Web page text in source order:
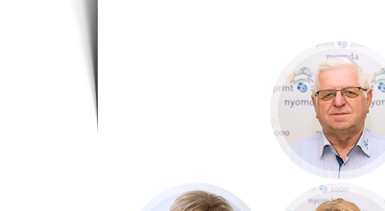
Kovács András
Ügyvezető igazgató
+36 30 955 28 11